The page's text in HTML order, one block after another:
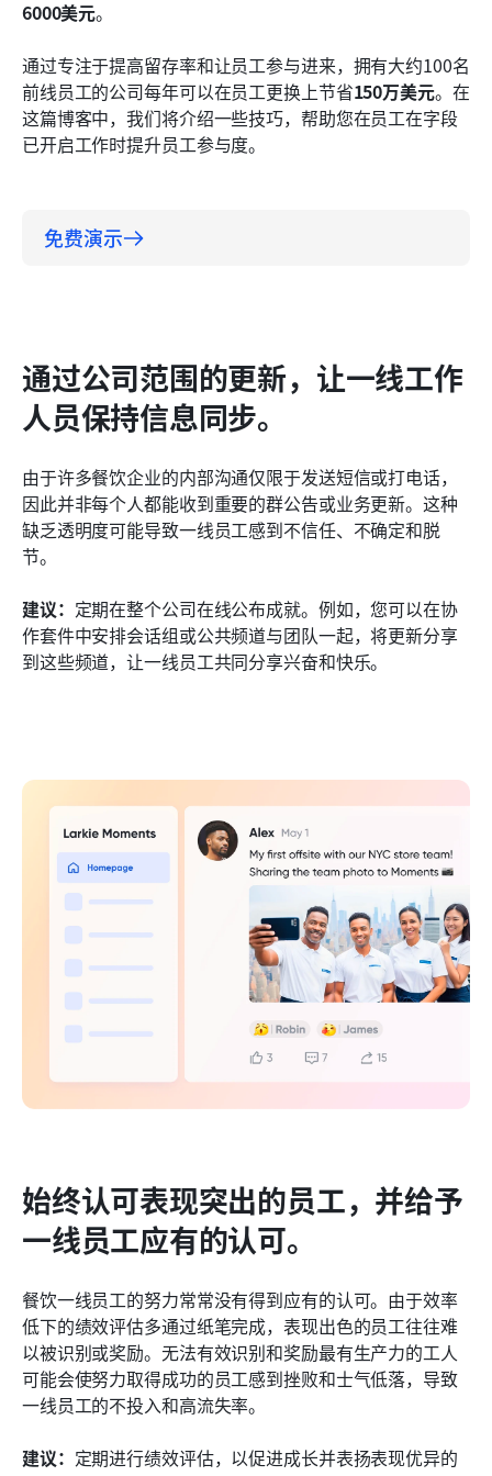
6000美元。
通过专注于提高留存率和让员工参与进来，拥有大约100名
前线员工的公司每年可以在员工更换上节省150万美元。在
这篇博客中，我们将介绍一些技巧，帮助您在员工在字段
已开启工作时提升员工参与度。
免费演示
通过公司范围的更新，让一线工作
人员保持信息同步。
由于许多餐饮企业的内部沟通仅限于发送短信或打电话，
因此并非每个人都能收到重要的群公告或业务更新。这种
缺乏透明度可能导致一线员工感到不信任、不确定和脱
节。
建议： 定期在整个公司在线公布成就。例如，您可以在协
作套件中安排会话组或公共频道与团队一起，将更新分享
到这些频道，让一线员工共同分享兴奋和快乐。
始终认可表现突出的员工，并给予
一线员工应有的认可。
餐饮一线员工的努力常常没有得到应有的认可。由于效率
低下的绩效评估多通过纸笔完成，表现出色的员工往往难
以被识别或奖励。无法有效识别和奖励最有生产力的工人
可能会使努力取得成功的员工感到挫败和士气低落，导致
一线员工的不投入和高流失率。
建议： 定期进行绩效评估，以促进成长并表扬表现优异的
员。
促进和支持员工成长。
结论